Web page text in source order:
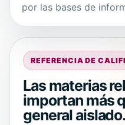
por las bases de
REFERENCIA DE
Las materias
importan más
general aislado.